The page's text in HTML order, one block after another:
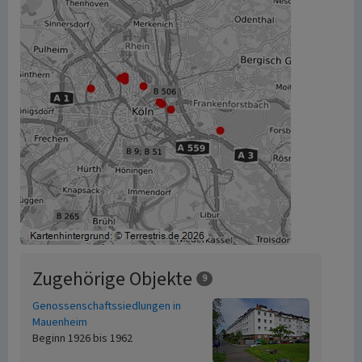
Zugehörige Objekte 9
Genossenschaftssiedlungen in
Mauenheim
Beginn 1926 bis 1962